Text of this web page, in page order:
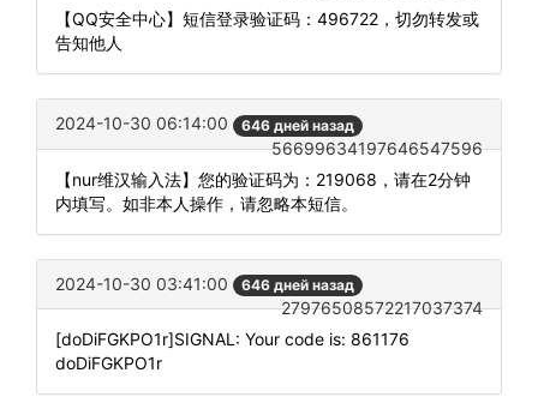
【QQ安全中心】短信登录验证码：496722，切勿转发或
告知他人
2024-10-30 06:14:00 646 дней назад
56699634197646547596
【nur维汉输入法】您的验证码为：219068，请在2分钟
内填写。如非本人操作，请忽略本短信。
2024-10-30 03:41:00 646 дней назад
27976508572217037374
[doDiFGKPO1r]SIGNAL: Your code is: 861176
doDiFGKPO1r